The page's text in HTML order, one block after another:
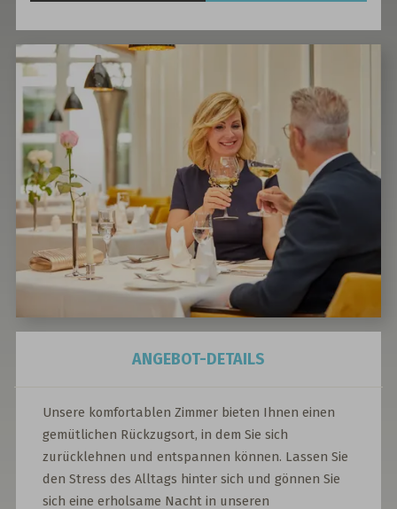
Unsere komfortablen Zimmer bieten Ihnen einen
gemütlichen Rückzugsort, in dem Sie sich
zurücklehnen und entspannen können. Lassen Sie
den Stress des Alltags hinter sich und gönnen Sie
sich eine erholsame Nacht in unseren